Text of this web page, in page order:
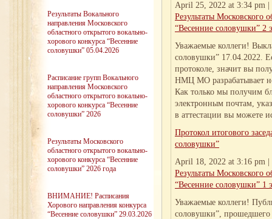
Результаты Вокального
направления Московского
областного открытого вокально-
хорового конкурса “Весенние
соловушки” 05.04.2026
Расписание групп Вокального
направления Московского
областного открытого вокально-
хорового конкурса “Весенние
соловушки” 2026
Результаты Московского
областного открытого вокально-
хорового конкурса “Весенние
соловушки” 2026 года
ВНИМАНИЕ! Расписания
Хорового направления конкурса
“Весенние соловушки” 29.03.2026
April 25, 2022 at 3:34 pm |
Результаты Московского
“Весенние соловушки” 2
Уважаемые коллеги!
соловушки” 17.04.2022.
протоколе, значит вы
НМЦ МО разрабатывает
Как только мы получим
электронным почтам,
в аттестации вы можете
Протокол итогового
соловушки”
April 18, 2022 at 3:16 pm |
Результаты Московского
“Весенние соловушки” 1
Уважаемые коллеги!
соловушки”, прошедшего